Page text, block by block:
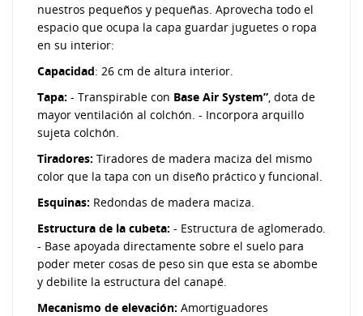
nuestros pequeños y pequeñas. Aprovecha todo el
espacio que ocupa la capa guardar juguetes o ropa
en su interior:
Capacidad: 26 cm de altura interior.
Tapa: - Transpirable con Base Air System”, dota de
mayor ventilación al colchón. - Incorpora arquillo
sujeta colchón.
Tiradores: Tiradores de madera maciza del mismo
color que la tapa con un diseño práctico y funcional.
Esquinas: Redondas de madera maciza.
Estructura de la cubeta: - Estructura de aglomerado.
- Base apoyada directamente sobre el suelo para
poder meter cosas de peso sin que esta se abombe
y debilite la estructura del canapé.
Mecanismo de elevación: Amortiguadores